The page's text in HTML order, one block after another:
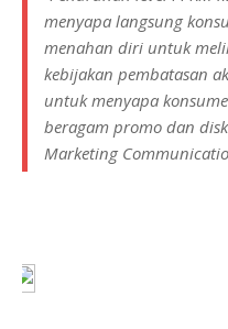
menyapa langsung
menahan diri untuk
kebijakan pembatasan
untuk menyapa
beragam promo dan
Marketing